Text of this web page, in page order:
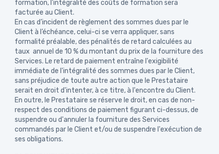
formation, l’intégralité des coûts de formation sera
facturée au Client.
En cas d’incident de règlement des sommes dues par le
Client à l’échéance, celui-ci se verra appliquer, sans
formalité préalable, des pénalités de retard calculées au
taux annuel de 10 % du montant du prix de la fourniture des
Services. Le retard de paiement entraîne l'exigibilité
immédiate de l'intégralité des sommes dues par le Client,
sans préjudice de toute autre action que le Prestataire
serait en droit d'intenter, à ce titre, à l'encontre du Client.
En outre, le Prestataire se réserve le droit, en cas de non-
respect des conditions de paiement figurant ci-dessus, de
suspendre ou d'annuler la fourniture des Services
commandés par le Client et/ou de suspendre l'exécution de
ses obligations.